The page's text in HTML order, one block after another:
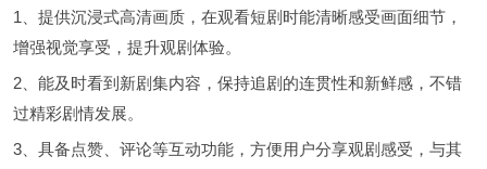
1、提供沉浸式高清画质，在观看短剧时能清晰感受画面细节，
增强视觉享受，提升观剧体验。
2、能及时看到新剧集内容，保持追剧的连贯性和新鲜感，不错
过精彩剧情发展。
3、具备点赞、评论等互动功能，方便用户分享观剧感受，与其